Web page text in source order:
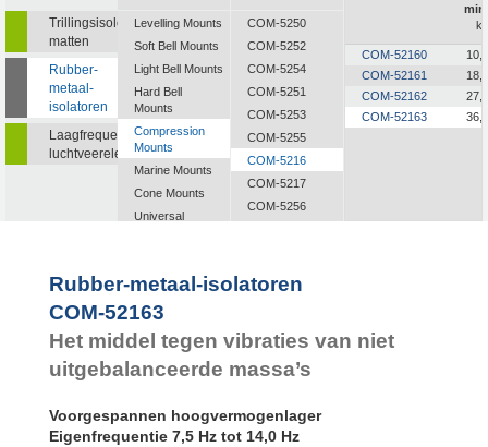
Trillingsisolerende
matten
Rubber-
metaal-
isolatoren
Laagfrequente
luchtveerelementen
Levelling Mounts
Soft Bell Mounts
Light Bell Mounts
Hard Bell
Mounts
Compression
Mounts
Marine Mounts
Cone Mounts
Universal
All Attitude
Mounts
Flex Locs
COM-5250
COM-5252
COM-5254
COM-5251
COM-5253
COM-5255
COM-5216
COM-5217
COM-5256
min.
kg
COM-52160
10,9
COM-52161
18,2
COM-52162
27,2
COM-52163
36,3
Rubber-metaal-isolatoren
COM-52163
Het middel tegen vibraties van niet
uitgebalanceerde massa’s
Voorgespannen hoogvermogenlager
Eigenfrequentie 7,5 Hz tot 14,0 Hz